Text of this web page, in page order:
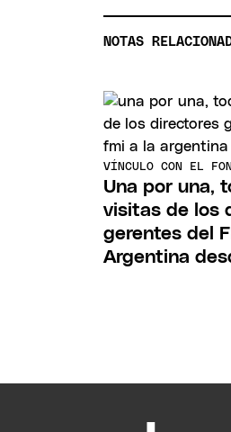
NOTAS
VÍNCULO CON EL
Una por una,
visitas de los
gerentes del
Argentina